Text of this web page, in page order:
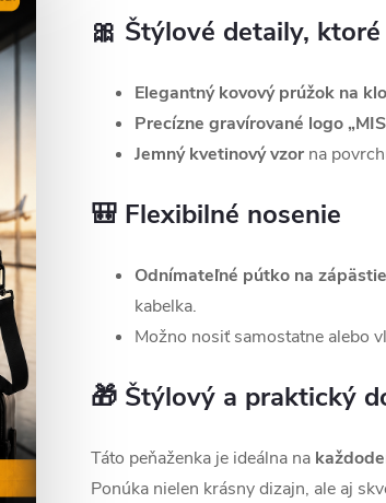
🎀 Štýlové detaily,
Elegantný kovový prúžok na
Precízne gravírované logo
Jemný kvetinový vzor na
🎒 Flexibilné nosenie
Odnímateľné pútko na zápästie
kabelka.
Možno nosiť samostatne alebo
🎁 Štýlový a praktický
Táto peňaženka je ideálna na
Ponúka nielen krásny dizajn, ale aj